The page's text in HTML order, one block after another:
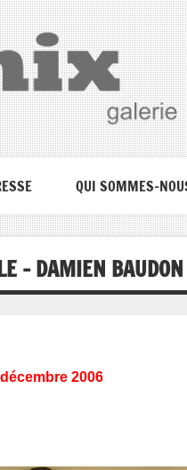
QUI SOMMES-
– DAMIEN BAUDON
2006